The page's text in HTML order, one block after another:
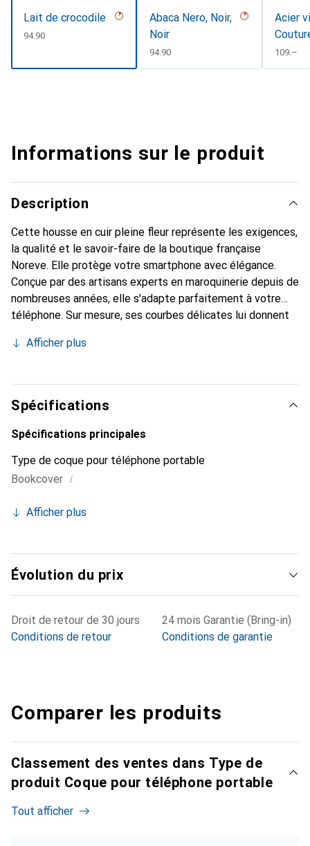
Lait de crocodile
CHF
94.90
Abaca Nero, Noir,
Noir
CHF
94.90
Acier
CHF
109.–
Informations sur le produit
Description
Cette housse en cuir pleine fleur représente les exigences,
la qualité et le savoir-faire de la boutique française
Noreve. Elle protège votre smartphone avec élégance.
Conçue par des artisans experts en maroquinerie depuis de
nombreuses années, elle s'adapte parfaitement à votre
téléphone. Sur mesure, ses courbes délicates lui donnent
et indispensable de votre smartphone. Reconnaître
marque Noreve est un choix sûr pour une clientèle
exigeante.
Afficher plus
Spécifications
Spécifications principales
Type de coque pour téléphone portable
Bookcover i
Afficher plus
Évolution du prix
Droit de retour de 30 jours
Conditions de retour
24 mois Garantie (Bring-in)
Conditions de garantie
Comparer les produits
Classement des ventes dans Type de
produit Coque pour téléphone portable
Tout afficher